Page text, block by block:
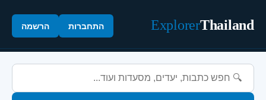
Thailand
Explorer התחברות הרשמה